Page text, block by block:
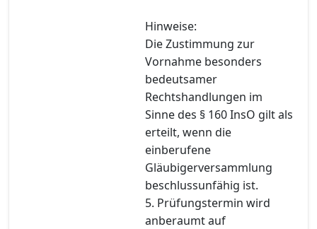
Hinweise:
Die Zustimmung zur
Vornahme besonders
bedeutsamer
Rechtshandlungen im
Sinne des § 160 InsO gilt als
erteilt, wenn die
einberufene
Gläubigerversammlung
beschlussunfähig ist.
5. Prüfungstermin wird
anberaumt auf